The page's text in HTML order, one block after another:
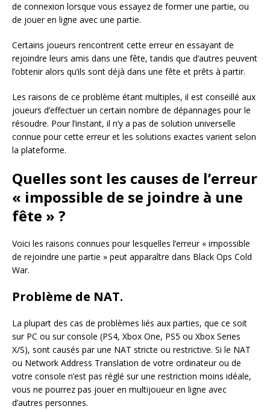
de connexion lorsque vous essayez de former une partie, ou
de jouer en ligne avec une partie.
Certains joueurs rencontrent cette erreur en essayant de
rejoindre leurs amis dans une fête, tandis que d’autres peuvent
l’obtenir alors qu’ils sont déjà dans une fête et prêts à partir.
Les raisons de ce problème étant multiples, il est conseillé aux
joueurs d’effectuer un certain nombre de dépannages pour le
résoudre. Pour l’instant, il n’y a pas de solution universelle
connue pour cette erreur et les solutions exactes varient selon
la plateforme.
Quelles sont les causes de l’erreur
« impossible de se joindre à une
fête » ?
Voici les raisons connues pour lesquelles l’erreur « impossible
de rejoindre une partie » peut apparaître dans Black Ops Cold
War.
Problème de NAT.
La plupart des cas de problèmes liés aux parties, que ce soit
sur PC ou sur console (PS4, Xbox One, PS5 ou Xbox Series
X/S), sont causés par une NAT stricte ou restrictive. Si le NAT
ou Network Address Translation de votre ordinateur ou de
votre console n’est pas réglé sur une restriction moins idéale,
vous ne pourrez pas jouer en multijoueur en ligne avec
d’autres personnes.